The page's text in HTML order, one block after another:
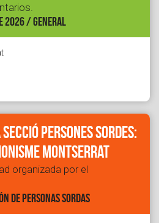
2026 / GENERAL
Persones Sordes:
Montserrat
organizada por el
DE PERSONAS SORDAS